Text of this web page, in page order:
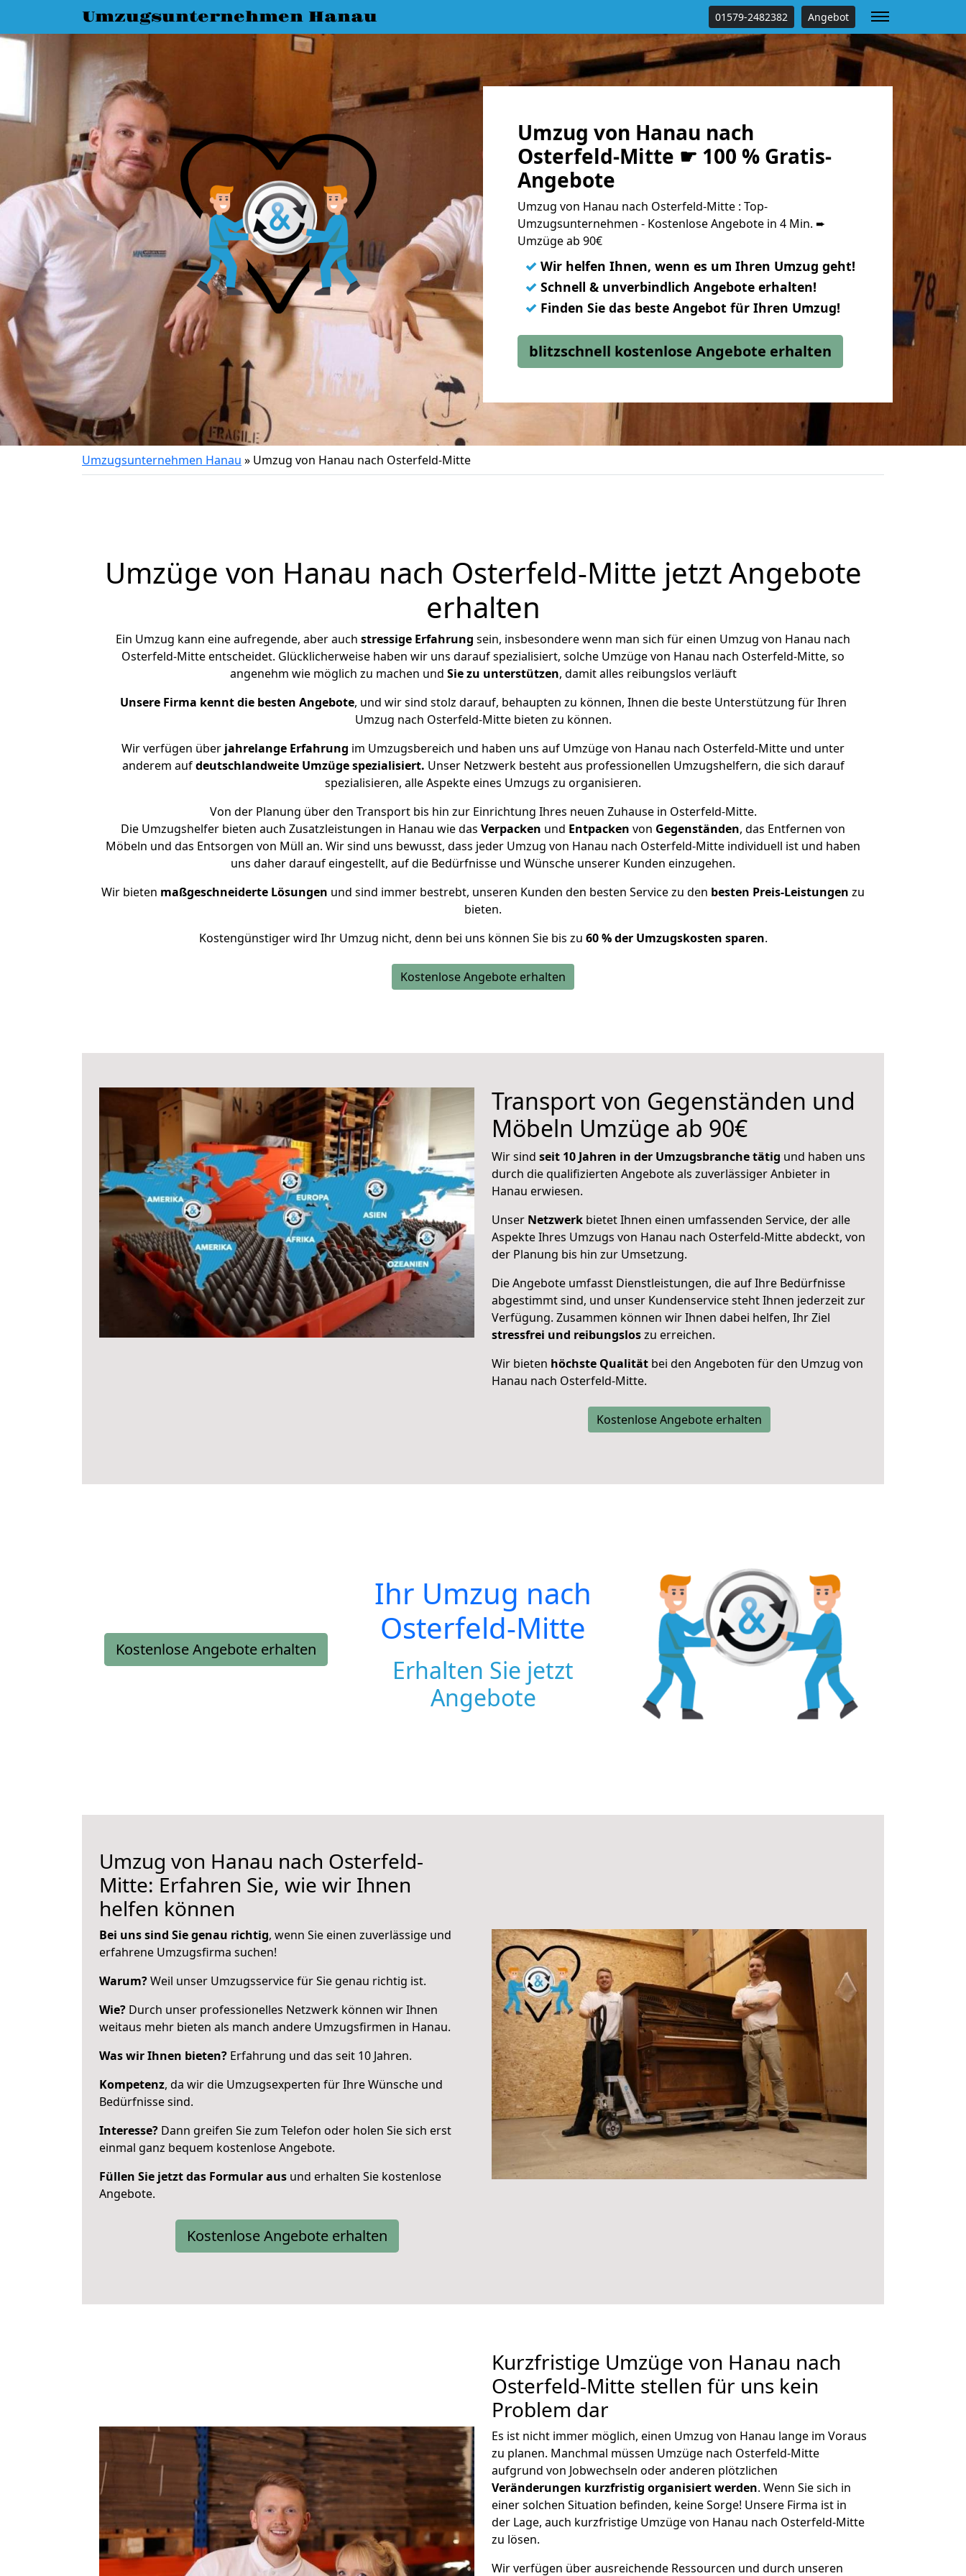
Umzugsunternehmen Hanau 01579-2482382 Angebot
Umzug von Hanau nach
Osterfeld-Mitte ☛ 100 % Gratis-
Angebote
Umzug von Hanau nach Osterfeld-Mitte : Top-
Umzugsunternehmen - Kostenlose Angebote in 4 Min. ➨
Umzüge ab 90€
✓ Wir helfen Ihnen, wenn es um Ihren Umzug geht!
✓ Schnell & unverbindlich Angebote erhalten!
✓ Finden Sie das beste Angebot für Ihren Umzug!
blitzschnell kostenlose Angebote erhalten
Umzugsunternehmen Hanau » Umzug von Hanau nach Osterfeld-Mitte
Umzüge von Hanau nach Osterfeld-Mitte jetzt Angebote
erhalten
Ein Umzug kann eine aufregende, aber auch stressige Erfahrung sein, insbesondere wenn man sich für einen Umzug von Hanau nach
Osterfeld-Mitte entscheidet. Glücklicherweise haben wir uns darauf spezialisiert, solche Umzüge von Hanau nach Osterfeld-Mitte, so
angenehm wie möglich zu machen und Sie zu unterstützen, damit alles reibungslos verläuft
Unsere Firma kennt die besten Angebote, und wir sind stolz darauf, behaupten zu können, Ihnen die beste Unterstützung für Ihren
Umzug nach Osterfeld-Mitte bieten zu können.
Wir verfügen über jahrelange Erfahrung im Umzugsbereich und haben uns auf Umzüge von Hanau nach Osterfeld-Mitte und unter
anderem aufdeutschlandweite Umzüge spezialisiert. Unser Netzwerk besteht aus professionellen Umzugshelfern, die sich darauf
spezialisieren, alle Aspekte eines Umzugs zu organisieren.
Von der Planung über den Transport bis hin zur Einrichtung Ihres neuen Zuhause in Osterfeld-Mitte.
Die Umzugshelfer bieten auch Zusatzleistungen in Hanau wie das Verpacken und Entpacken von Gegenständen, das Entfernen von
Möbeln und das Entsorgen von Müll an. Wir sind uns bewusst, dass jeder Umzug von Hanau nach Osterfeld-Mitte individuell ist und haben
uns daher darauf eingestellt, auf die Bedürfnisse und Wünsche unserer Kunden einzugehen.
Wir bieten maßgeschneiderte Lösungen und sind immer bestrebt, unseren Kunden den besten Service zu den besten Preis-Leistungen zu
bieten.
Kostengünstiger wird Ihr Umzug nicht, denn bei uns können Sie bis zu 60 % der Umzugskosten sparen.
Kostenlose Angebote erhalten
Transport von Gegenständen und
Möbeln Umzüge ab 90€
Wir sind seit 10 Jahren in der Umzugsbranche tätig und haben uns
durch die qualifizierten Angebote als zuverlässiger Anbieter in
Hanau erwiesen.
Unser Netzwerk bietet Ihnen einen umfassenden Service, der alle
Aspekte Ihres Umzugs von Hanau nach Osterfeld-Mitte abdeckt, von
der Planung bis hin zur Umsetzung.
Die Angebote umfasst Dienstleistungen, die auf Ihre Bedürfnisse
abgestimmt sind, und unser Kundenservice steht Ihnen jederzeit zur
Verfügung. Zusammen können wir Ihnen dabei helfen, Ihr Ziel
stressfrei und reibungsloszu erreichen.
Wir bieten höchste Qualität bei den Angeboten für den Umzug von
Hanau nach Osterfeld-Mitte.
Kostenlose Angebote erhalten
Kostenlose Angebote erhalten
Ihr Umzug nach
Osterfeld-Mitte
Erhalten Sie jetzt
Angebote
Umzug von Hanau nach Osterfeld-
Mitte: Erfahren Sie, wie wir Ihnen
helfen können
Bei uns sind Sie genau richtig, wenn Sie einen zuverlässige und
erfahrene Umzugsfirma suchen!
Warum?Weil unser Umzugsservice für Sie genau richtig ist.
Wie? Durch unser professionelles Netzwerk können wir Ihnen
weitaus mehr bieten als manch andere Umzugsfirmen in Hanau.
Was wir Ihnen bieten? Erfahrung und das seit 10 Jahren.
Kompetenz, da wir die Umzugsexperten für Ihre Wünsche und
Bedürfnisse sind.
Interesse? Dann greifen Sie zum Telefon oder holen Sie sich erst
einmal ganz bequem kostenlose Angebote.
Füllen Sie jetzt das Formular aus und erhalten Sie kostenlose
Angebote.
Kostenlose Angebote erhalten
Kurzfristige Umzüge von Hanau nach
Osterfeld-Mitte stellen für uns kein
Problem dar
Es ist nicht immer möglich, einen Umzug von Hanau lange im Voraus
zu planen. Manchmal müssen Umzüge nach Osterfeld-Mitte
aufgrund von Jobwechseln oder anderen plötzlichen
Veränderungen kurzfristig organisiert werden. Wenn Sie sich in
einer solchen Situation befinden, keine Sorge! Unsere Firma ist in
der Lage, auch kurzfristige Umzüge von Hanau nach Osterfeld-Mitte
zu lösen.
Wir verfügen über ausreichende Ressourcen und durch unseren